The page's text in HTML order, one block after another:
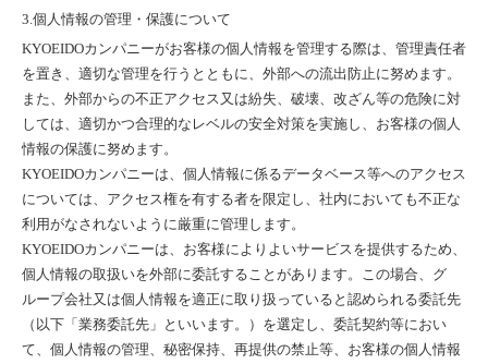
3.個人情報の管理・保護について
KYOEIDOカンパニーがお客様の個人情報を管理する際は、管理責任者
を置き、適切な管理を行うとともに、外部への流出防止に努めます。
また、外部からの不正アクセス又は紛失、破壊、改ざん等の危険に対
しては、適切かつ合理的なレベルの安全対策を実施し、お客様の個人
情報の保護に努めます。
KYOEIDOカンパニーは、個人情報に係るデータベース等へのアクセス
については、アクセス権を有する者を限定し、社内においても不正な
利用がなされないように厳重に管理します。
KYOEIDOカンパニーは、お客様によりよいサービスを提供するため、
個人情報の取扱いを外部に委託することがあります。この場合、グ
ループ会社又は個人情報を適正に取り扱っていると認められる委託先
（以下「業務委託先」といいます。）を選定し、委託契約等におい
て、個人情報の管理、秘密保持、再提供の禁止等、お客様の個人情報